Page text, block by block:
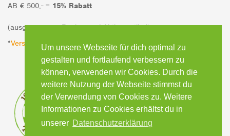
Um unsere Webseite für dich optimal zu
gestalten und fortlaufend verbessern zu
können, verwenden wir Cookies. Durch die
weitere Nutzung der Webseite stimmst du
der Verwendung von Cookies zu. Weitere
Informationen zu Cookies erhältst du in
unserer Datenschutzerklärung
AB € 500,- = 15% Rabatt
(ausgenommen Bücher und Aktionsartikel)
*Versandinformationen